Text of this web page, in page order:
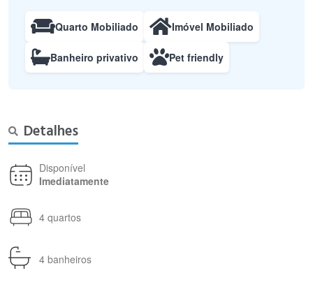
Quarto Mobiliado Imóvel Mobiliado
Banheiro privativo Pet friendly
Detalhes
Disponível
Imediatamente
4 quartos
4 banheiros